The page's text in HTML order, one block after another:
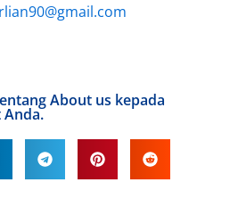
About us kepada